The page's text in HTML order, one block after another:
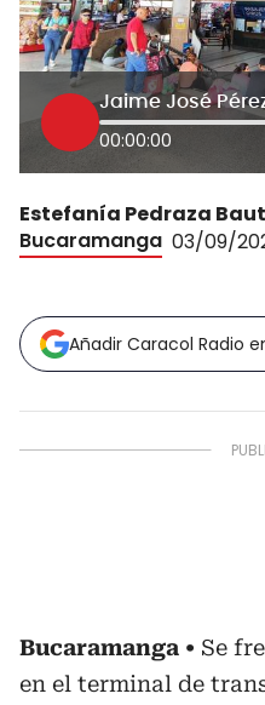
00:00:00
Estefanía Pedraza
Bucaramanga 03/09/
Añadir Caracol Radio
Bucaramanga
Se
en el terminal de